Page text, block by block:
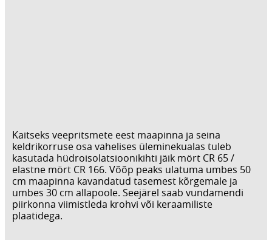
Kaitseks veepritsmete eest maapinna ja seina
keldrikorruse osa vahelises üleminekualas tuleb
kasutada hüdroisolatsioonikihti jäik mört CR 65 /
elastne mört CR 166. Võõp peaks ulatuma umbes 50
cm maapinna kavandatud tasemest kõrgemale ja
umbes 30 cm allapoole. Seejärel saab vundamendi
piirkonna viimistleda krohvi või keraamiliste
plaatidega.